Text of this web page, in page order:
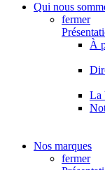
Qui nous
fermer
À
La
Nos marques
fermer